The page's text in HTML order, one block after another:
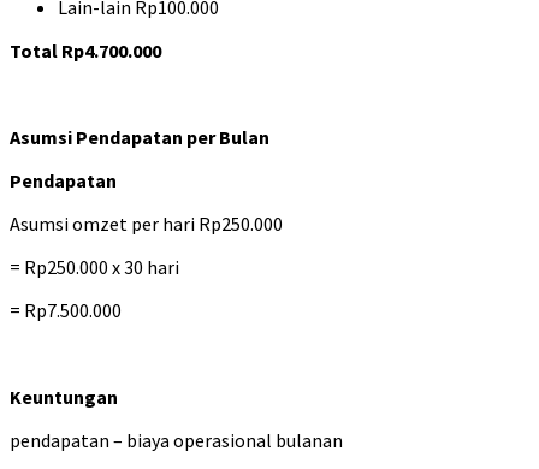
Lain-lain Rp100.000
Total Rp4.700.000
Asumsi Pendapatan per Bulan
Pendapatan
Asumsi omzet per hari Rp250.000
= Rp250.000 x 30 hari
= Rp7.500.000
Keuntungan
pendapatan – biaya operasional bulanan